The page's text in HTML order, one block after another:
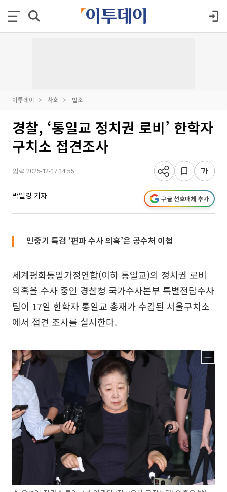
이투데이 사회 법조
경찰, ‘통일교 정치권 로비’ 한학자
구치소 접견조사
입력 2025-12-17 14:55
박일경 기자 구글 선호매체 추가
민중기 특검 ‘편파 수사 의혹’은 공수처 이첩
세계평화통일가정연합(이하 통일교)의 정치권 로비
의혹을 수사 중인 경찰청 국가수사본부 특별전담수사
팀이 17일 한학자 통일교 총재가 수감된 서울구치소
에서 접견 조사를 실시한다.